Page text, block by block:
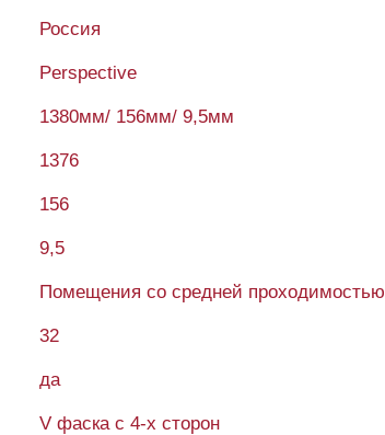
Россия
Perspective
1380мм/ 156мм/ 9,5мм
1376
156
9,5
Помещения со средней проходимостью
32
да
V фаска с 4-х сторон